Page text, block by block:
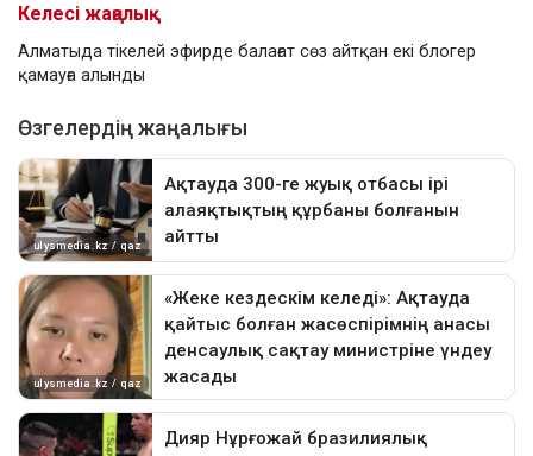
Келесі жаңалық
Алматыда тікелей эфирде балағат сөз айтқан екі блогер
қамауға алынды